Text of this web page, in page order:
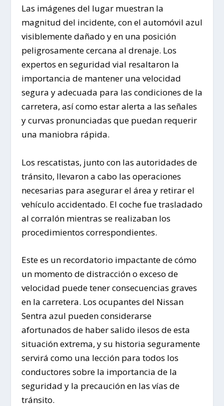
Las imágenes del lugar muestran la
magnitud del incidente, con el automóvil azul
visiblemente dañado y en una posición
peligrosamente cercana al drenaje. Los
expertos en seguridad vial resaltaron la
importancia de mantener una velocidad
segura y adecuada para las condiciones de la
carretera, así como estar alerta a las señales
y curvas pronunciadas que puedan requerir
una maniobra rápida.
Los rescatistas, junto con las autoridades de
tránsito, llevaron a cabo las operaciones
necesarias para asegurar el área y retirar el
vehículo accidentado. El coche fue trasladado
al corralón mientras se realizaban los
procedimientos correspondientes.
Este es un recordatorio impactante de cómo
un momento de distracción o exceso de
velocidad puede tener consecuencias graves
en la carretera. Los ocupantes del Nissan
Sentra azul pueden considerarse
afortunados de haber salido ilesos de esta
situación extrema, y su historia seguramente
servirá como una lección para todos los
conductores sobre la importancia de la
seguridad y la precaución en las vías de
tránsito.